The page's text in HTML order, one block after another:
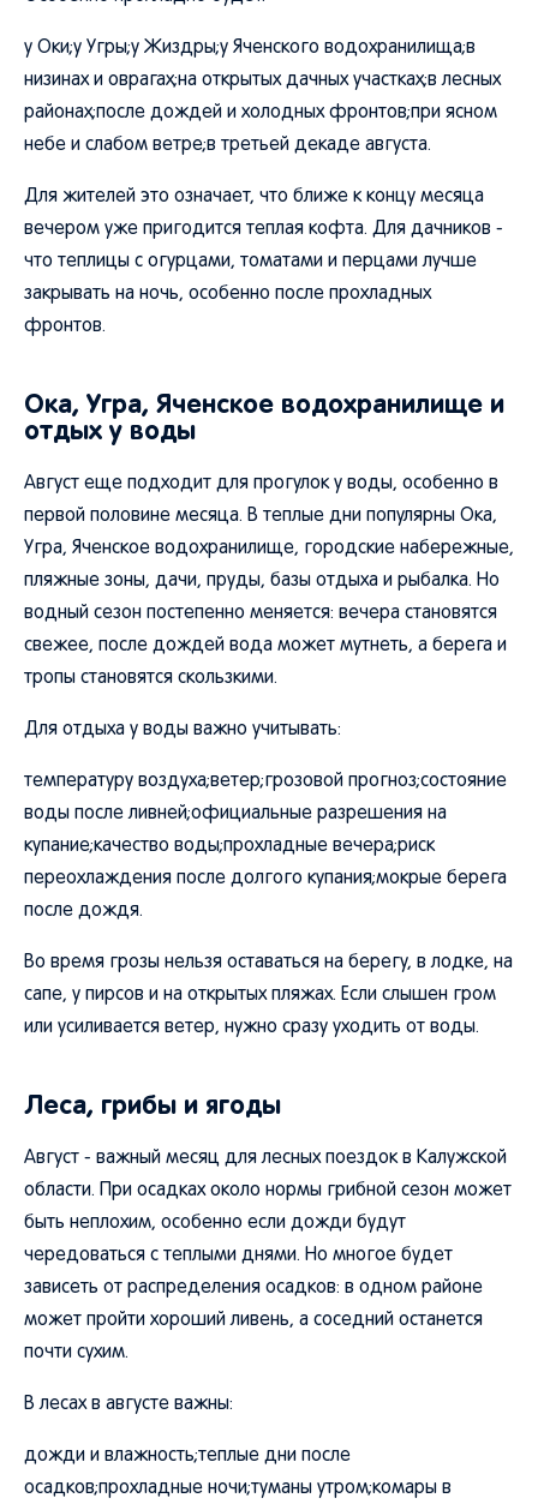
у Оки;у Угры;у Жиздры;у Яченского водохранилища;в
низинах и оврагах;на открытых дачных участках;в лесных
районах;после дождей и холодных фронтов;при ясном
небе и слабом ветре;в третьей декаде августа.
Для жителей это означает, что ближе к концу месяца
вечером уже пригодится теплая кофта. Для дачников -
что теплицы с огурцами, томатами и перцами лучше
закрывать на ночь, особенно после прохладных
фронтов.
Ока, Угра, Яченское водохранилище и
отдых у воды
Август еще подходит для прогулок у воды, особенно в
первой половине месяца. В теплые дни популярны Ока,
Угра, Яченское водохранилище, городские набережные,
пляжные зоны, дачи, пруды, базы отдыха и рыбалка. Но
водный сезон постепенно меняется: вечера становятся
свежее, после дождей вода может мутнеть, а берега и
тропы становятся скользкими.
Для отдыха у воды важно учитывать:
температуру воздуха;ветер;грозовой прогноз;состояние
воды после ливней;официальные разрешения на
купание;качество воды;прохладные вечера;риск
переохлаждения после долгого купания;мокрые берега
после дождя.
Во время грозы нельзя оставаться на берегу, в лодке, на
сапе, у пирсов и на открытых пляжах. Если слышен гром
или усиливается ветер, нужно сразу уходить от воды.
Леса, грибы и ягоды
Август - важный месяц для лесных поездок в Калужской
области. При осадках около нормы грибной сезон может
быть неплохим, особенно если дожди будут
чередоваться с теплыми днями. Но многое будет
зависеть от распределения осадков: в одном районе
может пройти хороший ливень, а соседний останется
почти сухим.
В лесах в августе важны:
дожди и влажность;теплые дни после
осадков;прохладные ночи;туманы утром;комары в